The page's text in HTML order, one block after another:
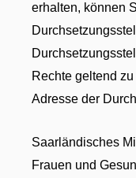
erhalten, können
Rechte geltend
Adresse der
Saarländisches
Frauen und